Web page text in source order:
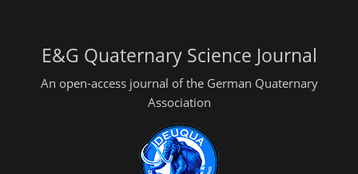
E&G Quaternary Science Journal
An open-access journal of the German Quaternary
Association